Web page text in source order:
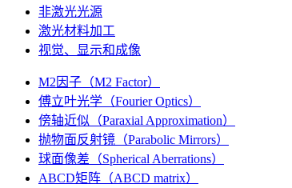
非激光光源
激光材料加工
视觉、显示和成像
M2因子（M2 Factor）
傅立叶光学（Fourier Optics）
傍轴近似（Paraxial Approximation）
抛物面反射镜（Parabolic Mirrors）
球面像差（Spherical Aberrations）
ABCD矩阵（ABCD matrix）